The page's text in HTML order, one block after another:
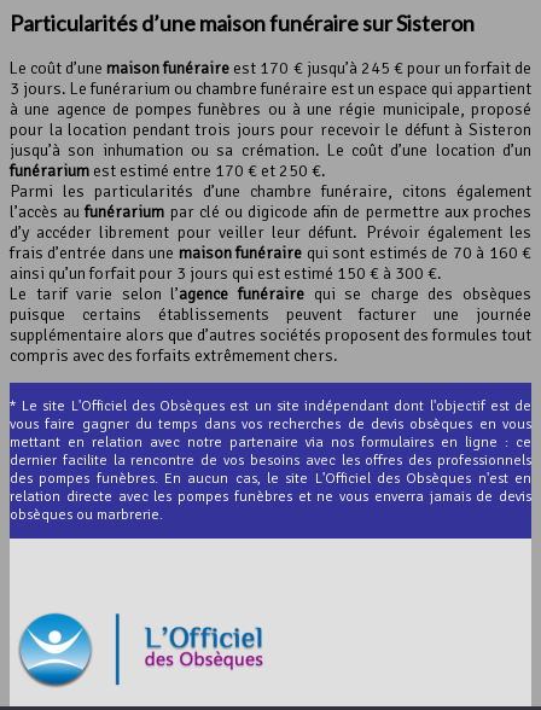
Particularités d’unemaison funérairesur Sisteron
Le coût d’une maison funéraire est 170 € jusqu’à 245 € pour un forfait de
3 jours. Le funérarium ou chambre funéraire est un espace qui appartient
à une agence de pompes funèbres ou à une régie municipale, proposé
pour la location pendant trois jours pour recevoir le défunt à Sisteron
jusqu’à son inhumation ou sa crémation. Le coût d’une location d’un
funérarium est estimé entre 170 € et 250 €.
Parmi les particularités d’une chambre funéraire, citons également
l’accès aufunérarium par clé ou digicode afin de permettre aux proches
d’y accéder librement pour veiller leur défunt. Prévoir également les
frais d’entrée dans une maison funéraire qui sont estimés de 70 à 160 €
ainsi qu’un forfait pour 3 jours qui est estimé 150 € à 300 €.
Le tarif varie selon l’agence funéraire qui se charge des obsèques
puisque certains établissements peuvent facturer une journée
supplémentaire alors que d’autres sociétés proposent des formules tout
compris avec des forfaits extrêmement chers.
* Le site L'Officiel des Obsèques est un site indépendant dont l'objectif est de
vous faire gagner du temps dans vos recherches de devis obsèques en vous
mettant en relation avec notre partenaire via nos formulaires en ligne : ce
dernier facilite la rencontre de vos besoins avec les offres des professionnels
des pompes funèbres. En aucun cas, le site L'Officiel des Obsèques n'est en
relation directe avec les pompes funèbres et ne vous enverra jamais de devis
obsèques ou marbrerie.